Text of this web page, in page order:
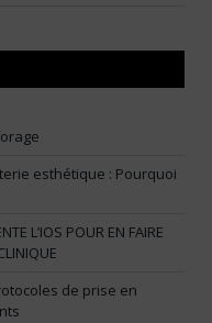
esthétique : Pourquoi
L’IOS POUR EN FAIRE
de prise en